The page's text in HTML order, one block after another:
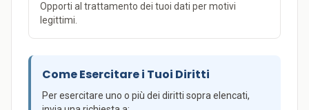
Opporti al trattamento dei tuoi dati per motivi
legittimi.
Come Esercitare i Tuoi Diritti
Per esercitare uno o più dei diritti sopra elencati,